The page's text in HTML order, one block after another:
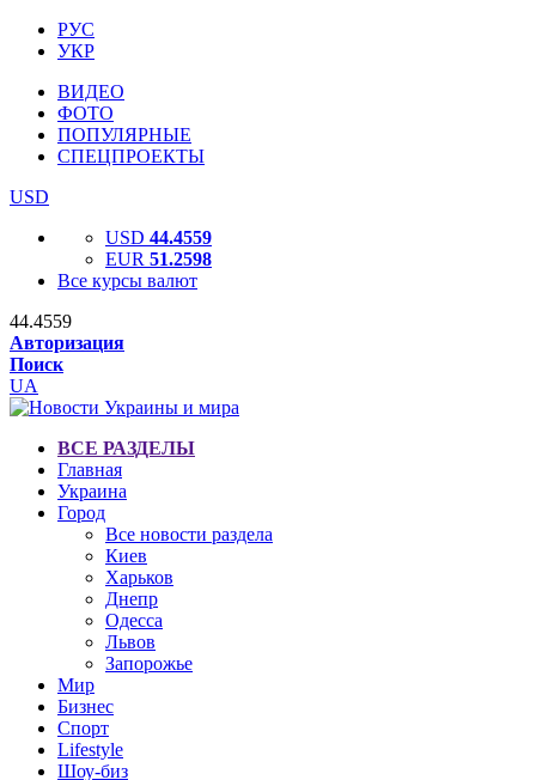
РУС
УКР
ВИДЕО
ФОТО
ПОПУЛЯРНЫЕ
СПЕЦПРОЕКТЫ
USD
USD 44.4559
EUR 51.2598
Все курсы валют
44.4559
Авторизация
Поиск
UA
ВСЕ РАЗДЕЛЫ
Главная
Украина
Город
Все новости раздела
Киев
Харьков
Днепр
Одесса
Львов
Запорожье
Мир
Бизнес
Спорт
Lifestyle
Шоу-биз